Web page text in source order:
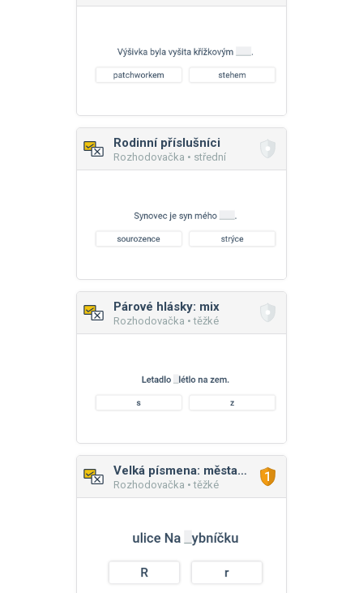
Rodinní příslušníci
Rozhodovačka • střední
Párové hlásky: mix
Rozhodovačka • těžké
Velká písmena: města, části měst, ulice
Rozhodovačka • těžké